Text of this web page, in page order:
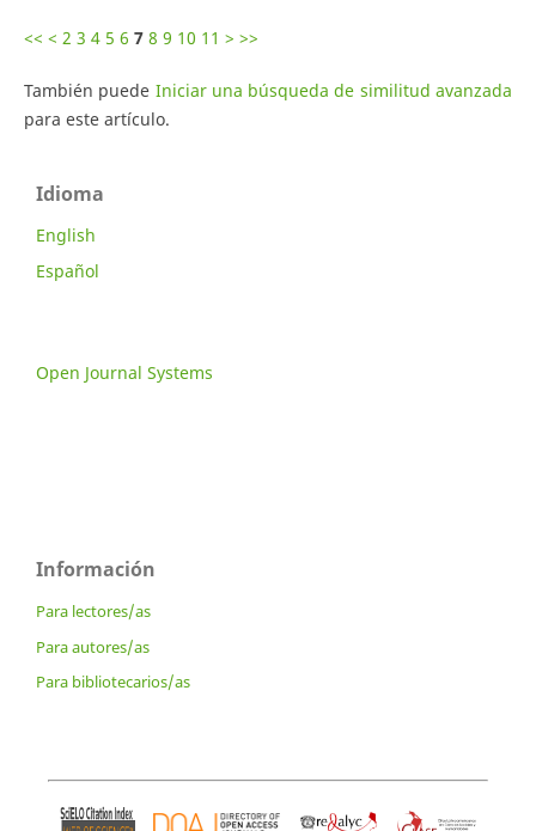
<< < 2 3 4 5 6 7 8 9 10 11 > >>
También puede Iniciar una búsqueda de similitud avanzada
para este artículo.
Idioma
English
Español
Open Journal Systems
Información
Para lectores/as
Para autores/as
Para bibliotecarios/as